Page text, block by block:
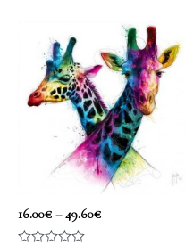
16.00€ –49.60€